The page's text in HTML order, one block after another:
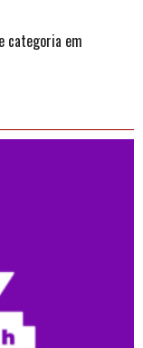
categoria em